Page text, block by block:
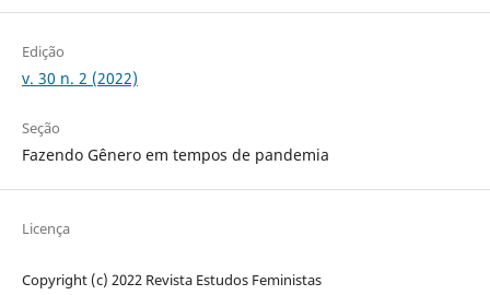
Edição
v. 30 n. 2 (2022)
Seção
Fazendo Gênero em tempos de pandemia
Licença
Copyright (c) 2022 Revista Estudos Feministas